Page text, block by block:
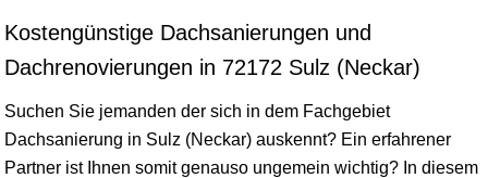
Kostengünstige Dachsanierungen und
Dachrenovierungen in 72172 Sulz (Neckar)
Suchen Sie jemanden der sich in dem Fachgebiet
Dachsanierung in Sulz (Neckar) auskennt? Ein erfahrener
Partner ist Ihnen somit genauso ungemein wichtig? In diesem